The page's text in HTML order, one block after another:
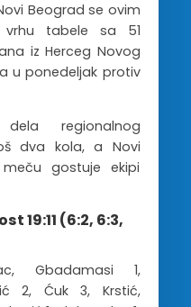
Beograd se ovim
tabele sa 51
iz Herceg Novog
u ponedeljak protiv
regionalnog
dva kola, a Novi
gostuje ekipi
19:11 (6:2, 6:3,
Gbadamasi 1,
2, Ćuk 3, Krstić,